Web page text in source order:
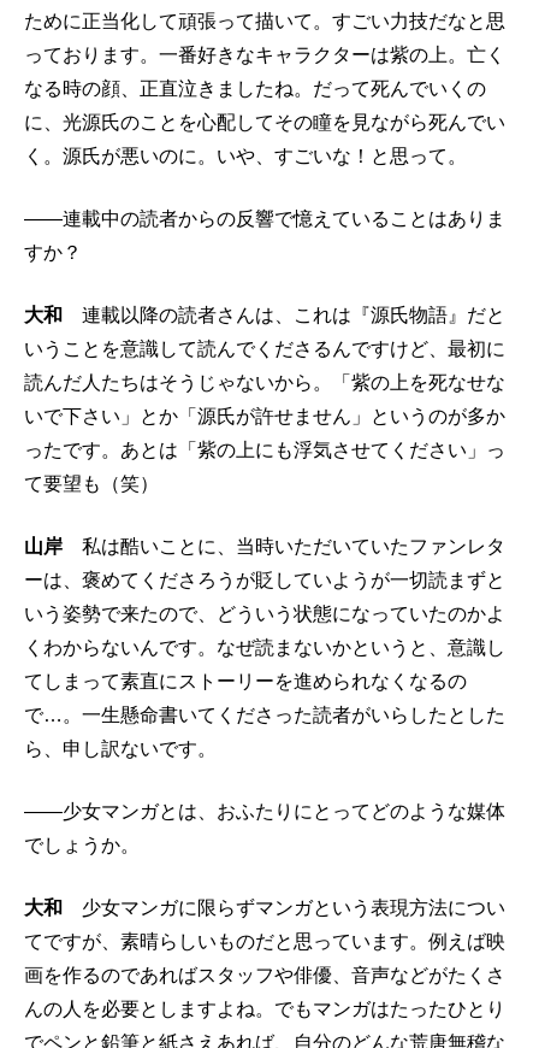
ために正当化して頑張って描いて。すごい力技だなと思
っております。一番好きなキャラクターは紫の上。亡く
なる時の顔、正直泣きましたね。だって死んでいくの
に、光源氏のことを心配してその瞳を見ながら死んでい
く。源氏が悪いのに。いや、すごいな！と思って。
――連載中の読者からの反響で憶えていることはありま
すか？
大和
連載以降の読者さんは、これは『源氏物語』だと
いうことを意識して読んでくださるんですけど、最初に
読んだ人たちはそうじゃないから。「紫の上を死なせな
いで下さい」とか「源氏が許せません」というのが多か
ったです。あとは「紫の上にも浮気させてください」っ
て要望も（笑）
山岸 私は酷いことに、当時いただいていたファンレタ
ーは、褒めてくださろうが貶していようが一切読まずと
いう姿勢で来たので、どういう状態になっていたのかよ
くわからないんです。なぜ読まないかというと、意識し
てしまって素直にストーリーを進められなくなるの
で…。一生懸命書いてくださった読者がいらしたとした
ら、申し訳ないです。
――少女マンガとは、おふたりにとってどのような媒体
でしょうか。
大和
少女マンガに限らずマンガという表現方法につい
てですが、素晴らしいものだと思っています。例えば映
画を作るのであればスタッフや俳優、音声などがたくさ
んの人を必要としますよね。でもマンガはたったひとり
でペンと鉛筆と紙さえあれば、自分のどんな荒唐無稽な